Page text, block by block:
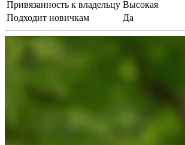
Привязанность к владельцу Высокая
Подходит новичкам
Да